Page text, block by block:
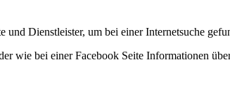
Dienstleister, um bei einer Internetsuche
wie bei einer Facebook Seite Informationen